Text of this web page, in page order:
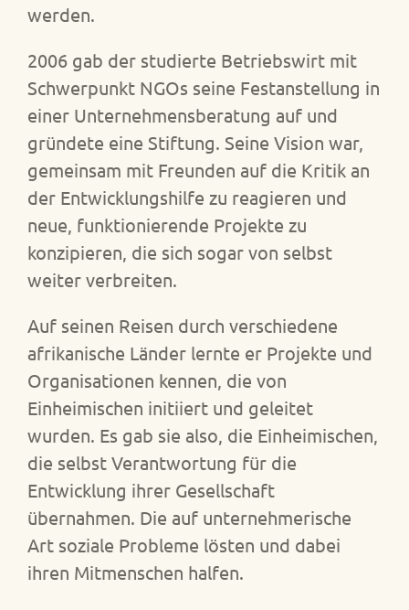
werden.
2006 gab der studierte Betriebswirt mit
Schwerpunkt NGOs seine Festanstellung in
einer Unternehmensberatung auf und
gründete eine Stiftung. Seine Vision war,
gemeinsam mit Freunden auf die Kritik an
der Entwicklungshilfe zu reagieren und
neue, funktionierende Projekte zu
konzipieren, die sich sogar von selbst
weiter verbreiten.
Auf seinen Reisen durch verschiedene
afrikanische Länder lernte er Projekte und
Organisationen kennen, die von
Einheimischen initiiert und geleitet
wurden. Es gab sie also, die Einheimischen,
die selbst Verantwortung für die
Entwicklung ihrer Gesellschaft
übernahmen. Die auf unternehmerische
Art soziale Probleme lösten und dabei
ihren Mitmenschen halfen.